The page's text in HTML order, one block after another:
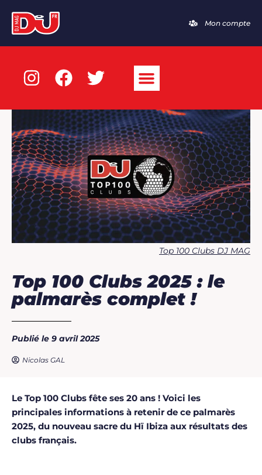
Mon compte
Top 100 Clubs DJ MAG
Top 100 Clubs 2025 : le
palmarès complet !
Publié le 9 avril 2025
Nicolas GAL
Le Top 100 Clubs fête ses 20 ans ! Voici les
principales informations à retenir de ce palmarès
2025, du nouveau sacre du Hï Ibiza aux résultats des
clubs français.